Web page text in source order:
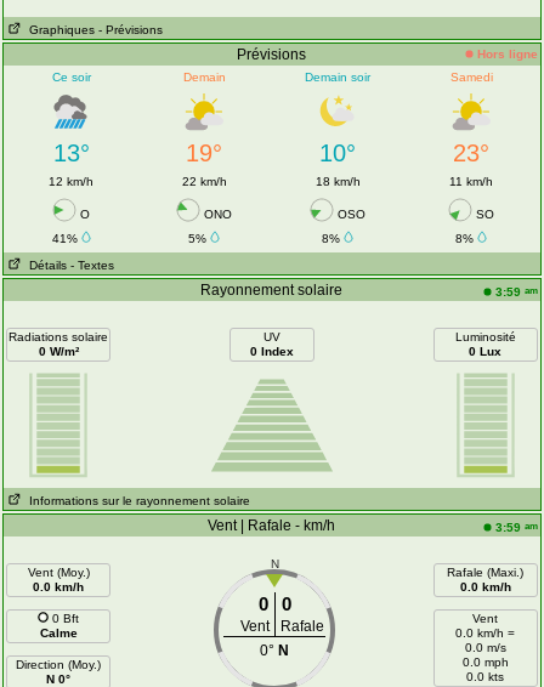
Graphiques - Prévisions
Prévisions
Hors ligne
Ce soir
Demain Demain soir Samedi
13° 19° 10° 23°
12 km/h 22 km/h 18 km/h 11 km/h
O ONO OSO
SO
41%
5% 8%
8%
Détails - Textes
Rayonnement solaire 3:59 am
Radiations solaire
0 W/m²
UV
0 Index
Luminosité
0 Lux
Informations sur le rayonnement solaire
Vent | Rafale - km/h 3:59 am
Vent (Moy.)
0.0 km/h
0 Bft
Calme
Direction (Moy.)
N 0°
N
0 0
Vent
Rafale
0° N
Rafale (Maxi.)
0.0 km/h
Vent
0.0 km/h =
0.0 m/s
0.0 mph
0.0 kts